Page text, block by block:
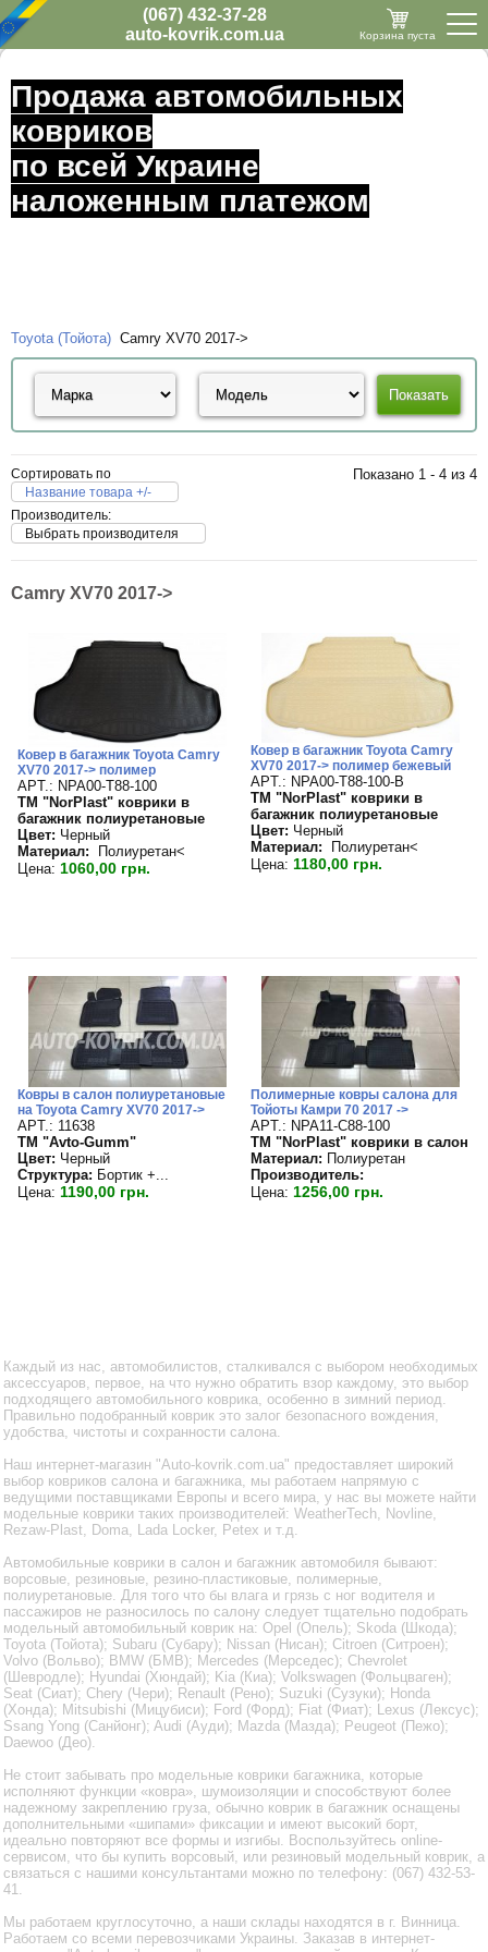
(067) 432-37-28
auto-kovrik.com.ua
Корзина пуста
Продажа автомобильных
ковриков
по всей Украине
наложенным платежом
Toyota (Тойота) Camry XV70 2017->
Сортировать по
Название товара +/-
Производитель:
Выбрать производителя
Показано 1 - 4 из 4
Camry XV70 2017->
Ковер в багажник Toyota Camry
XV70 2017-> полимер
APT.: NPA00-T88-100
TM "NorPlast" коврики в
багажник полиуретановые
Цвет: Черный
Материал:
Полиуретан<
Цена: 1060,00 грн.
Ковер в багажник Toyota Camry
XV70 2017-> полимер бежевый
APT.: NPA00-T88-100-B
TM "NorPlast" коврики в
багажник полиуретановые
Цвет: Черный
Материал:
Полиуретан<
Цена: 1180,00 грн.
Ковры в салон полиуретановые
на Toyota Camry XV70 2017->
APT.: 11638
TM "Avto-Gumm"
Цвет: Черный
Структура: Бортик +...
Цена: 1190,00 грн.
Полимерные ковры салона для
Тойоты Камри 70 2017 ->
APT.: NPA11-C88-100
TM "NorPlast" коврики в салон
Материал: Полиуретан
Производитель:
Цена: 1256,00 грн.
Каждый из нас, автомобилистов, сталкивался с выбором необходимых
аксессуаров, первое, на что нужно обратить взор каждому, это выбор
подходящего автомобильного коврика, особенно в зимний период.
Правильно подобранный коврик это залог безопасного вождения,
удобства, чистоты и сохранности салона.
Наш интернет-магазин "Auto-kovrik.com.ua" предоставляет широкий
выбор ковриков салона и багажника, мы работаем напрямую с
ведущими поставщиками Европы и всего мира, у нас вы можете найти
модельные коврики таких производителей: WeatherTech, Novline,
Rezaw-Plast, Doma, Lada Locker, Petex и т.д.
Автомобильные коврики в салон и багажник автомобиля бывают:
ворсовые, резиновые, резино-пластиковые, полимерные,
полиуретановые. Для того что бы влага и грязь с ног водителя и
пассажиров не разносилось по салону следует тщательно подобрать
модельный автомобильный коврик на: Opel (Опель); Skoda (Шкода);
Toyota (Тойота); Subaru (Субару); Nissan (Нисан); Citroen (Ситроен);
Volvo (Вольво); BMW (БМВ); Mercedes (Мерседес); Chevrolet
(Шевродле); Hyundai (Хюндай); Kia (Киа); Volkswagen (Фольцваген);
Seat (Сиат); Chery (Чери); Renault (Рено); Suzuki (Сузуки); Honda
(Хонда); Mitsubishi (Мицубиси); Ford (Форд); Fiat (Фиат); Lexus (Лексус);
Ssang Yong (Санйонг); Audi (Ауди); Mazda (Мазда); Peugeot (Пежо);
Daewoo (Део).
Не стоит забывать про модельные коврики багажника, которые
исполняют функции «ковра», шумоизоляции и способствуют более
надежному закреплению груза, обычно коврик в багажник оснащены
дополнительными «шипами» фиксации и имеют высокий борт,
идеально повторяют все формы и изгибы. Воспользуйтесь online-
сервисом, что бы купить ворсовый, или резиновый модельный коврик, а
связаться с нашими консультантами можно по телефону: (067) 432-53-
41.
Мы работаем круглосуточно, а наши склады находятся в г. Винница.
Работаем со всеми перевозчиками Украины. Заказав в интернет-